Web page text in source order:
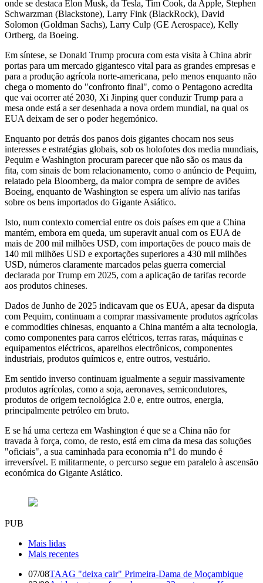
onde se destaca Elon Musk, da Tesla, Tim Cook, da Apple, Stephen
Schwarzman (Blackstone), Larry Fink (BlackRock), David
Solomon (Goldman Sachs), Larry Culp (GE Aerospace), Kelly
Ortberg, da Boeing.
Em síntese, se Donald Trump procura com esta visita à China abrir
portas para um mercado gigantesco vital para as grandes empresas e
para a produção agrícola norte-americana, pelo menos enquanto não
chega o momento do "confronto final", como o Pentagono acredita
que vai ocorrer até 2030, Xi Jinping quer conduzir Trump para a
mesa onde está a ser desenhada a nova ordem mundial, na qual os
EUA deixam de ser o poder hegemónico.
Enquanto por detrás dos panos dois gigantes chocam nos seus
interesses e estratégias globais, sob os holofotes dos media mundiais,
Pequim e Washington procuram parecer que não são os maus da
fita, com sinais de bom relacionamento, como o anúncio de Pequim,
relatado pela Bloomberg, da maior compra de sempre de aviões
Boeing, enquanto de Washington se espera um alívio nas tarifas
sobre os bens importados do Gigante Asiático.
Isto, num contexto comercial entre os dois países em que a China
mantém, embora em queda, um superavit anual com os EUA de
mais de 200 mil milhões USD, com importações de pouco mais de
140 mil milhões USD e exportações superiores a 430 mil milhões
USD, números claramente marcados pelas guerra comercial
declarada por Trump em 2025, com a aplicação de tarifas recorde
aos produtos chineses.
Dados de Junho de 2025 indicavam que os EUA, apesar da disputa
com Pequim, continuam a comprar massivamente produtos agrícolas
e commodities chinesas, enquanto a China mantém a alta tecnologia,
como componentes para carros elétricos, terras raras, máquinas e
equipamentos eléctricos, aparelhos electrônicos, componentes
industriais, produtos químicos e, entre outros, vestuário.
Em sentido inverso continuam igualmente a seguir massivamente
produtos agrícolas, como a soja, aeronaves, semicondutores,
produtos de origem tecnológica 2.0 e, entre outros, energia,
principalmente petróleo em bruto.
E se há uma certeza em Washington é que se a China não for
travada à força, como, de resto, está em cima da mesa das soluções
"oficiais", a sua caminhada para economia nº1 do mundo é
irreversível. E militarmente, o percurso segue em paralelo à ascensão
económica do Gigante Asiático.
PUB
Mais lidas
Mais recentes
07/08TAAG "deixa cair" Primeira-Dama de Moçambique